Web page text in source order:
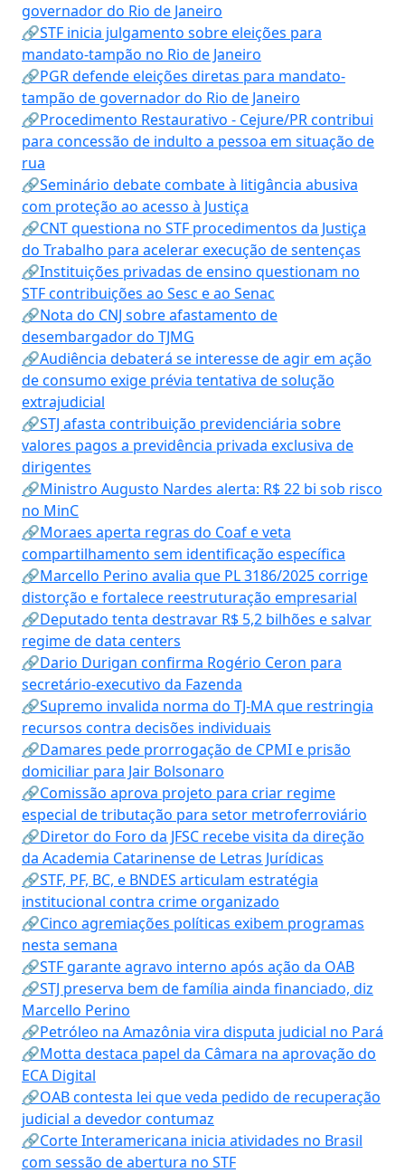
governador do Rio de Janeiro
🔗STF inicia julgamento sobre eleições para
mandato-tampão no Rio de Janeiro
🔗PGR defende eleições diretas para mandato-
tampão de governador do Rio de Janeiro
🔗Procedimento Restaurativo - Cejure/PR contribui
para concessão de indulto a pessoa em situação de
rua
🔗Seminário debate combate à litigância abusiva
com proteção ao acesso à Justiça
🔗CNT questiona no STF procedimentos da Justiça
do Trabalho para acelerar execução de sentenças
🔗Instituições privadas de ensino questionam no
STF contribuições ao Sesc e ao Senac
🔗Nota do CNJ sobre afastamento de
desembargador do TJMG
🔗Audiência debaterá se interesse de agir em ação
de consumo exige prévia tentativa de solução
extrajudicial
🔗STJ afasta contribuição previdenciária sobre
valores pagos a previdência privada exclusiva de
dirigentes
🔗Ministro Augusto Nardes alerta: R$ 22 bi sob risco
no MinC
🔗Moraes aperta regras do Coaf e veta
compartilhamento sem identificação específica
🔗Marcello Perino avalia que PL 3186/2025 corrige
distorção e fortalece reestruturação empresarial
🔗Deputado tenta destravar R$ 5,2 bilhões e salvar
regime de data centers
🔗Dario Durigan confirma Rogério Ceron para
secretário-executivo da Fazenda
🔗Supremo invalida norma do TJ-MA que restringia
recursos contra decisões individuais
🔗Damares pede prorrogação de CPMI e prisão
domiciliar para Jair Bolsonaro
🔗Comissão aprova projeto para criar regime
especial de tributação para setor metroferroviário
🔗Diretor do Foro da JFSC recebe visita da direção
da Academia Catarinense de Letras Jurídicas
🔗STF, PF, BC, e BNDES articulam estratégia
institucional contra crime organizado
🔗Cinco agremiações políticas exibem programas
nesta semana
🔗STF garante agravo interno após ação da OAB
🔗STJ preserva bem de família ainda financiado, diz
Marcello Perino
🔗Petróleo na Amazônia vira disputa judicial no Pará
🔗Motta destaca papel da Câmara na aprovação do
ECA Digital
🔗OAB contesta lei que veda pedido de recuperação
judicial a devedor contumaz
🔗Corte Interamericana inicia atividades no Brasil
com sessão de abertura no STF